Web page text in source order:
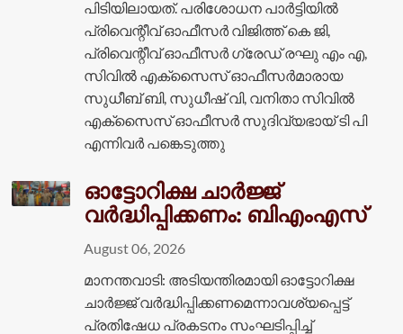
പിടിയിലായത്. പരിശോധന പാർട്ടിയിൽ
പ്രിവെന്റീവ് ഓഫീസർ വിജിത്ത് കെ ജി,
പ്രിവെന്റീവ് ഓഫീസർ ഗ്രേഡ് രഘു എം എ,
സിവിൽ എക്‌സൈസ് ഓഫീസർമാരായ
സുധീബ് ബി, സുധീഷ് വി, വനിതാ സിവിൽ
എക്‌സൈസ് ഓഫീസർ സുദിവ്യഭായ് ടി പി
എന്നിവർ പങ്കെടുത്തു
ഓട്ടോറിക്ഷ ചാർജ്ജ്
വർദ്ധിപ്പിക്കണം: ബിഎംഎസ്
August 06, 2026
മാനന്തവാടി: അടിയന്തിരമായി ഓട്ടോറിക്ഷ
ചാർജ്ജ് വർദ്ധിപ്പിക്കണമെന്നാവശ്യപ്പെട്ട്
പ്രതിഷേധ പ്രകടനം സംഘടിപ്പിച്ച്